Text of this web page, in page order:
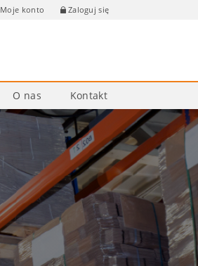
Moje konto Zaloguj się
O nas Kontakt